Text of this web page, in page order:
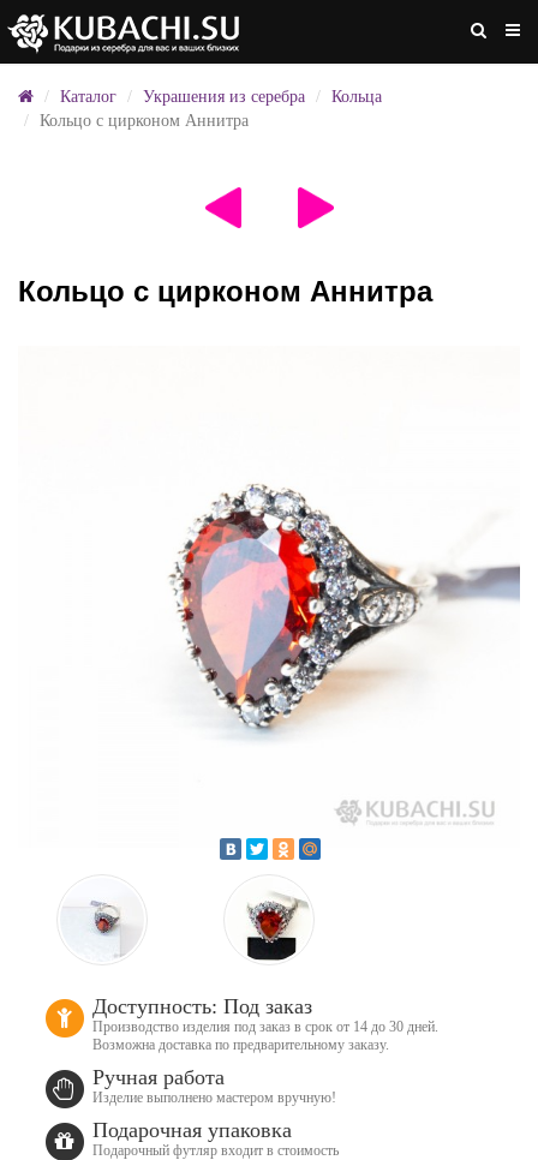
Каталог Украшения из серебра
Кольца
Кольцо с цирконом Аннитра
Кольцо с цирконом Аннитра
Доступность: Под заказ
Производство изделия под заказ в срок от 14 до 30 дней.
Возможна доставка по предварительному заказу.
Ручная работа
Изделие выполнено мастером вручную!
Подарочная упаковка
Подарочный футляр входит в стоимость